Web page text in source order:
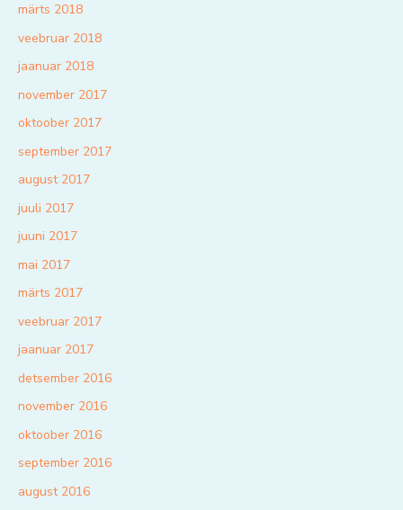
märts 2018
veebruar 2018
jaanuar 2018
november 2017
oktoober 2017
september 2017
august 2017
juuli 2017
juuni 2017
mai 2017
märts 2017
veebruar 2017
jaanuar 2017
detsember 2016
november 2016
oktoober 2016
september 2016
august 2016